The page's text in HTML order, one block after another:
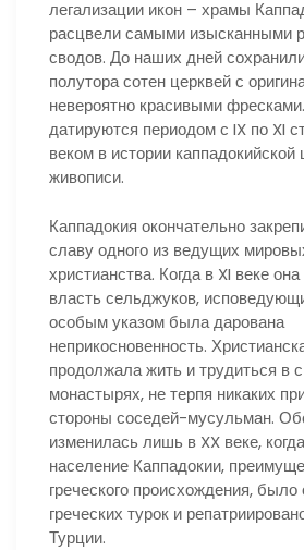
легализации икон – храмы
расцвели самыми изысканными
сводов. До наших дней
полутора сотен церквей с
невероятно красивыми
датируются периодом с IX по XI
веком в истории каппадокийской
живописи.
Каппадокия окончательно
славу одного из ведущих
христианства. Когда в XI веке
власть сельджуков,
особым указом была дарована
неприкосновенность.
продолжала жить и трудиться в
монастырях, не терпя никаких
стороны соседей-мусульман.
изменилась лишь в XX веке,
население Каппадокии,
греческого происхождения,
греческих турок и
Турции.